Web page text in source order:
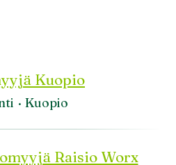
Kuopio
· Kuopio
Raisio Worx